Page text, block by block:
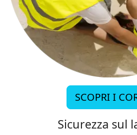
SCOPRI I
Sicurezza sul